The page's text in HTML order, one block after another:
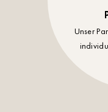
Unser